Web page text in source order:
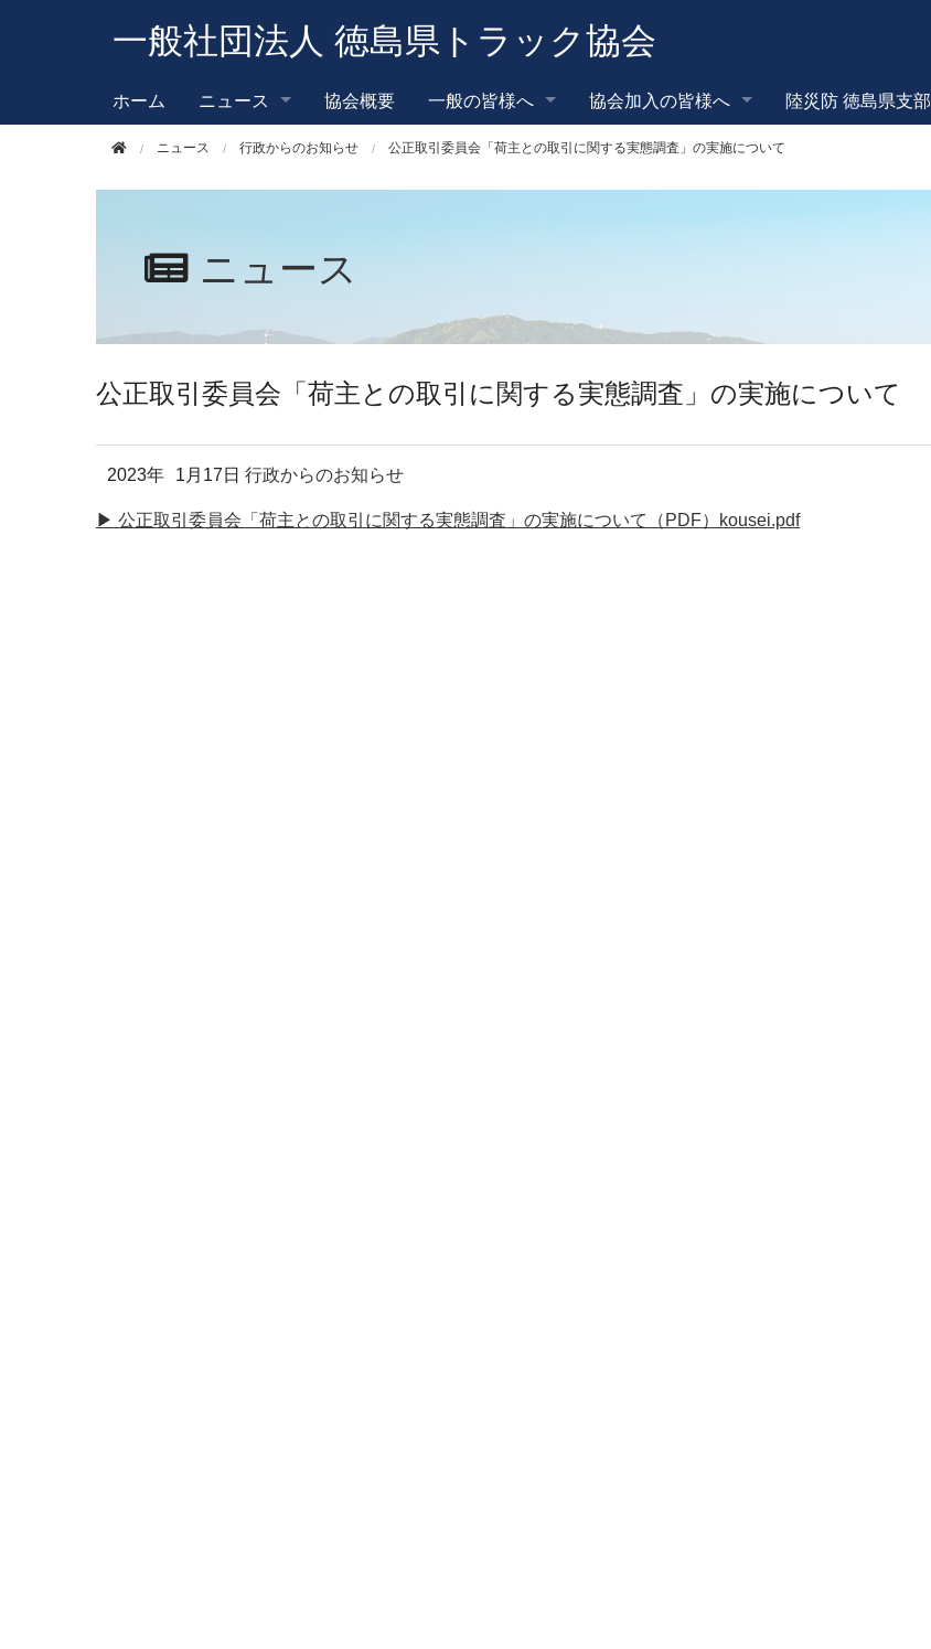
一般社団法人 徳島県トラック協会
ホーム ニュース 協会概要 一般の皆様へ 協会加入の皆様へ 陸災防 徳島県支部
ニュース 行政からのお知らせ 公正取引委員会「荷主との取引に関する実態調査」の実施について
ニュース
公正取引委員会「荷主との取引に関する実態調査」の実施について
2023年 1月17日 行政からのお知らせ
▶ 公正取引委員会「荷主との取引に関する実態調査」の実施について（PDF）kousei.pdf